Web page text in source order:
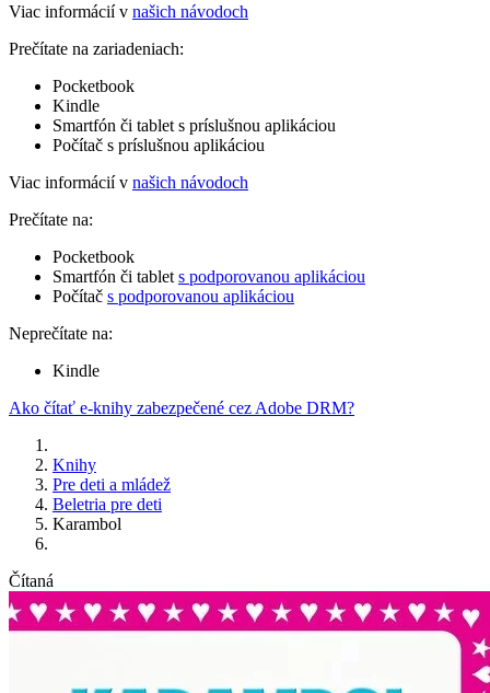
Viac informácií v našich návodoch
Prečítate na zariadeniach:
Pocketbook
Kindle
Smartfón či tablet s príslušnou aplikáciou
Počítač s príslušnou aplikáciou
Viac informácií v našich návodoch
Prečítate na:
Pocketbook
Smartfón či tablet s podporovanou aplikáciou
Počítač s podporovanou aplikáciou
Neprečítate na:
Kindle
Ako čítať e-knihy zabezpečené cez Adobe DRM?
Knihy
Pre deti a mládež
Beletria pre deti
Karambol
Čítaná